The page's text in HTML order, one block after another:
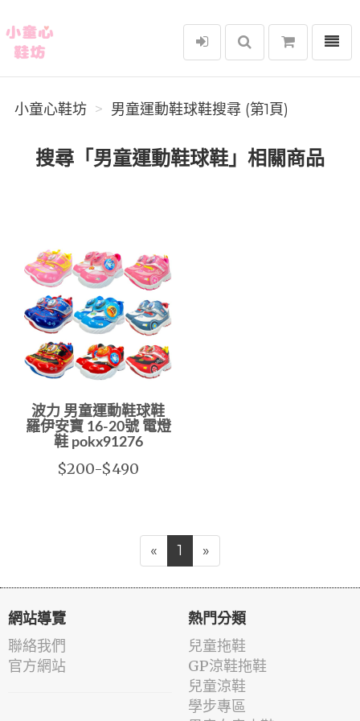
小童心鞋坊
選單
小童心鞋坊 男童運動鞋球鞋搜尋 (第1頁)
搜尋「男童運動鞋球鞋」相關商品
波力 男童運動鞋球鞋
羅伊安寶 16-20號 電燈
鞋 pokx91276
$200-$490
« 1 »
網站導覽
聯絡我們
官方網站
熱門分類
兒童拖鞋
GP涼鞋拖鞋
兒童涼鞋
學步專區